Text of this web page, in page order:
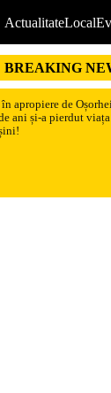
ActualitateLocal
BREAKING